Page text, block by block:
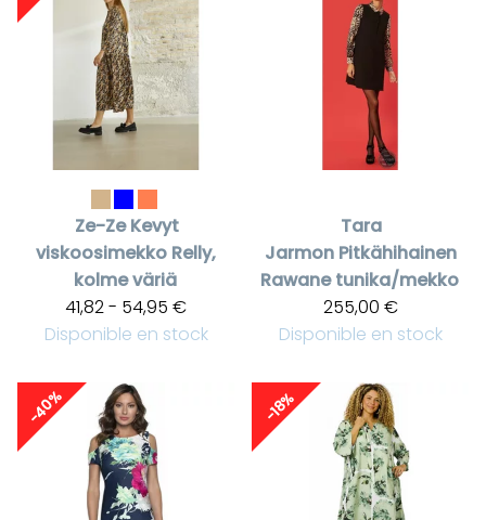
Ze-Ze Kevyt
viskoosimekko Relly,
kolme väriä
41,82 - 54,95 €
Disponible en stock
Tara
Jarmon Pitkähihainen
Rawane tunika/mekko
255,00 €
Disponible en stock
-40% -18%